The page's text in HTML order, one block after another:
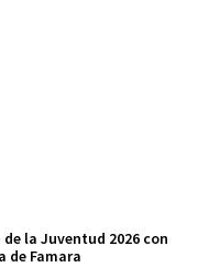
la Juventud 2026 con
de Famara